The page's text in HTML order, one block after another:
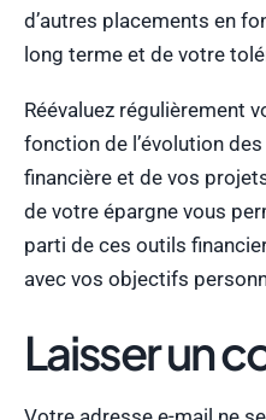
d’autres placements en
long terme et de votre
Réévaluez régulièrement
fonction de l’évolution
financière et de vos
de votre épargne vous
parti de ces outils
avec vos objectifs
Laisser un